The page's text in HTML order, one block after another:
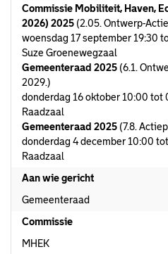
Commissie Mobiliteit, Haven,
2026) 2025 (2.05. Ontwerp-
woensdag 17 september 19:30
Suze Groenewegzaal
Gemeenteraad 2025 (6.1.
2029.)
donderdag 16 oktober 10:00 tot
Raadzaal
Gemeenteraad 2025 (7.8.
donderdag 4 december 10:00
Raadzaal
Aan wie gericht
Gemeenteraad
Commissie
MHEK